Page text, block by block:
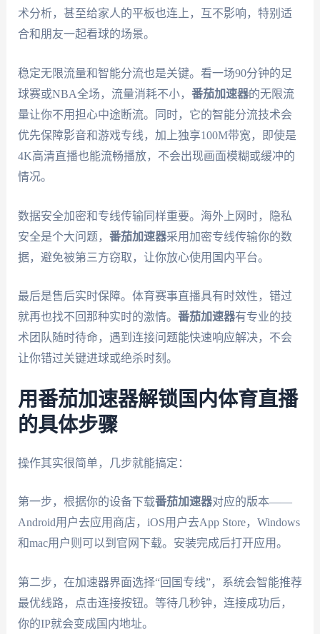
术分析，甚至给家人的平板也连上，互不影响，特别适
合和朋友一起看球的场景。
稳定无限流量和智能分流也是关键。看一场90分钟的足
球赛或NBA全场，流量消耗不小， 番茄加速器的无限流
量让你不用担心中途断流。同时，它的智能分流技术会
优先保障影音和游戏专线，加上独享100M带宽，即使是
4K高清直播也能流畅播放，不会出现画面模糊或缓冲的
情况。
数据安全加密和专线传输同样重要。海外上网时，隐私
安全是个大问题， 番茄加速器采用加密专线传输你的数
据，避免被第三方窃取，让你放心使用国内平台。
最后是售后实时保障。体育赛事直播具有时效性，错过
就再也找不回那种实时的激情。 番茄加速器有专业的技
术团队随时待命，遇到连接问题能快速响应解决，不会
让你错过关键进球或绝杀时刻。
用番茄加速器解锁国内体育直播
的具体步骤
操作其实很简单，几步就能搞定：
第一步，根据你的设备下载番茄加速器对应的版本——
Android用户去应用商店，iOS用户去App Store，Windows
和mac用户则可以到官网下载。安装完成后打开应用。
第二步，在加速器界面选择“回国专线”，系统会智能推荐
最优线路，点击连接按钮。等待几秒钟，连接成功后，
你的IP就会变成国内地址。